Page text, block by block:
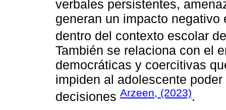
verbales persistentes,
generan un impacto
dentro del contexto escolar
También se relaciona con el
democráticas y coercitivas
impiden al adolescente
decisiones Arzeen, (2023).